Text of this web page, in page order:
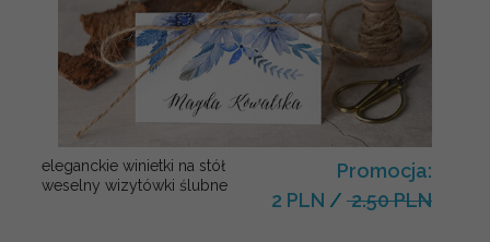
eleganckie winietki na stół
weselny wizytówki ślubne
Promocja:
2 PLN / 2.50 PLN